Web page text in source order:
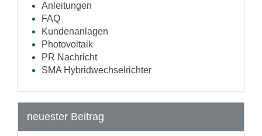
Anleitungen
FAQ
Kundenanlagen
Photovoltaik
PR Nachricht
SMA Hybridwechselrichter
neuester Beitrag